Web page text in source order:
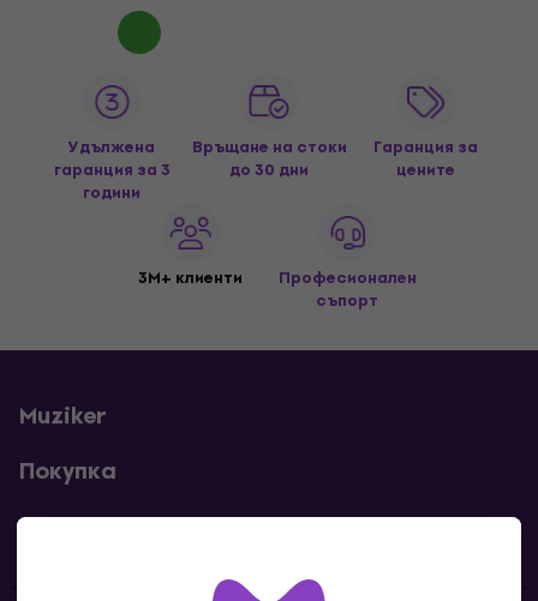
Удължена
гаранция за 3
години
Връщане на стоки
до 30 дни
Гаранция за
цените
3M+ клиенти
Професионален
съпорт
Muziker
Покупка
Полезни линкове